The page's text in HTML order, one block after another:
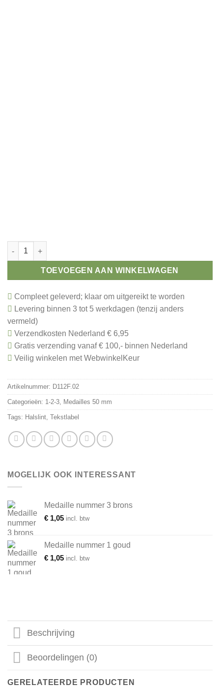
Medaille nummer 2 zilver aantal
TOEVOEGEN AAN WINKELWAGEN
Compleet geleverd; klaar om uitgereikt te worden
Levering binnen 3 tot 5 werkdagen (tenzij anders
vermeld)
Verzendkosten Nederland € 6,95
Gratis verzending vanaf € 100,- binnen Nederland
Veilig winkelen met WebwinkelKeur
Artikelnummer: D112F.02
Categorieën: 1-2-3, Medailles 50 mm
Tags: Halslint, Tekstlabel
MOGELIJK OOK INTERESSANT
Medaille nummer 3 brons
€ 1,05 incl. btw
Medaille nummer 1 goud
€ 1,05 incl. btw
Beschrijving
Beoordelingen (0)
GERELATEERDE PRODUCTEN